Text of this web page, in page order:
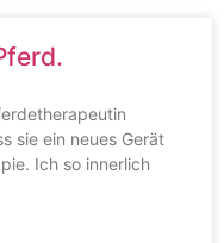
sie ein neues Gerät
Ich so innerlich